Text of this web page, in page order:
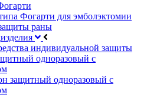
Фогарти для эмболэктомии
раны
индивидуальной защиты
одноразовый с
защитный одноразовый с